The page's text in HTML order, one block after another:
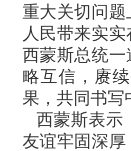
重大关切问
人民带来实
西蒙斯总统
略互信，赓
果，共同书写
西蒙斯表示
友谊牢固深